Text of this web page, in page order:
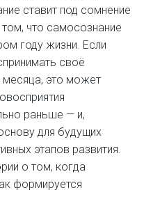
ставит под сомнение
что самосознание
году жизни. Если
своё
месяца, это может
раньше — и,
для будущих
этапов развития.
о том, когда
формируется